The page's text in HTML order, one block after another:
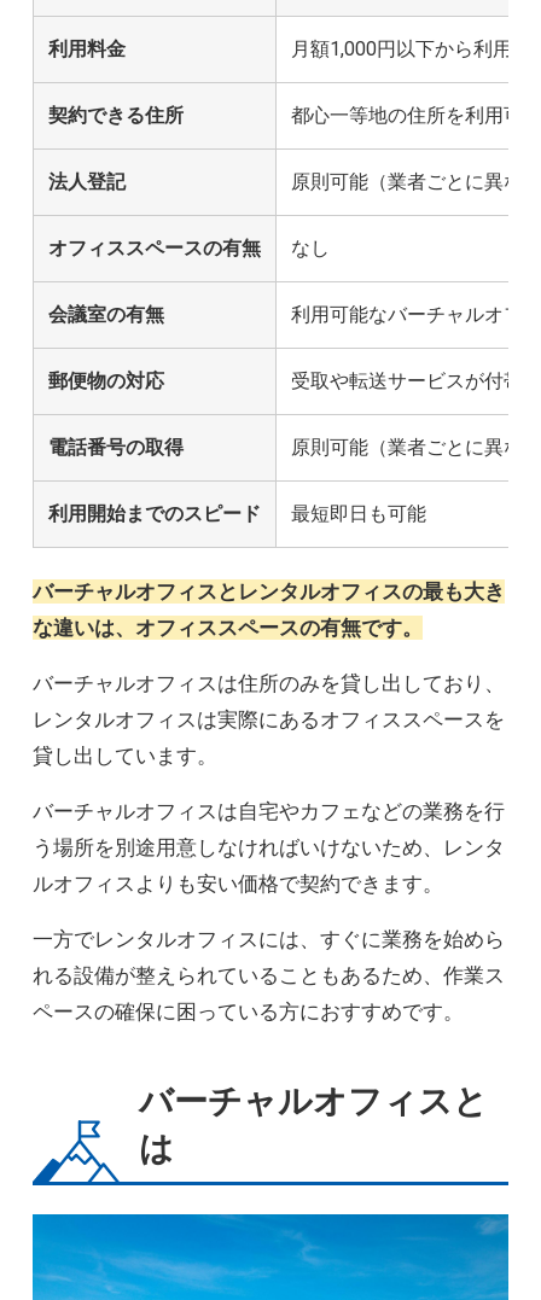
利用料金 月額1,000円以下から利用可
契約できる住所 都心一等地の住所を利用可能
法人登記 原則可能（業者ごとに異な
オフィススペースの有無 なし
会議室の有無 利用可能なバーチャルオフ
郵便物の対応 受取や転送サービスが付帯
電話番号の取得 原則可能（業者ごとに異な
利用開始までのスピード 最短即日も可能
バーチャルオフィスとレンタルオフィスの最も大き
な違いは、オフィススペースの有無です。
バーチャルオフィスは住所のみを貸し出しており、
レンタルオフィスは実際にあるオフィススペースを
貸し出しています。
バーチャルオフィスは自宅やカフェなどの業務を行
う場所を別途用意しなければいけないため、レンタ
ルオフィスよりも安い価格で契約できます。
一方でレンタルオフィスには、すぐに業務を始めら
れる設備が整えられていることもあるため、作業ス
ペースの確保に困っている方におすすめです。
バーチャルオフィスと
は